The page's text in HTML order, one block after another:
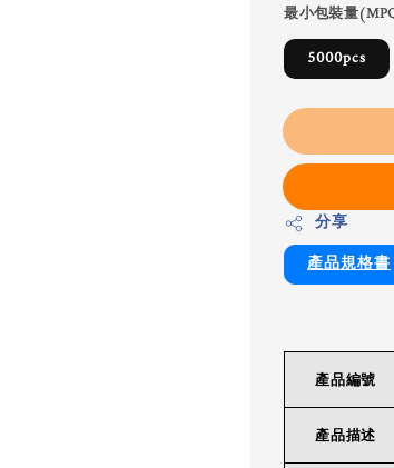
最小包裝量
5000pcs
分享
產品規格書
產品編號
產品描述